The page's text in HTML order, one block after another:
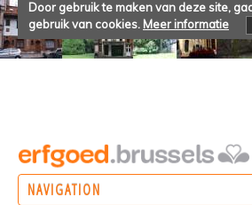
Door gebruik te maken van deze site,
gebruik van cookies. Meer informatie
NAVIGATION